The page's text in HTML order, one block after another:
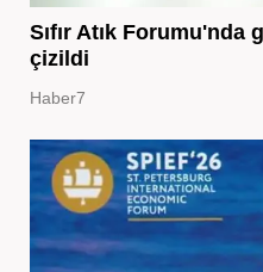
Sıfır Atık Forumu'nda
çizildi
Haber7